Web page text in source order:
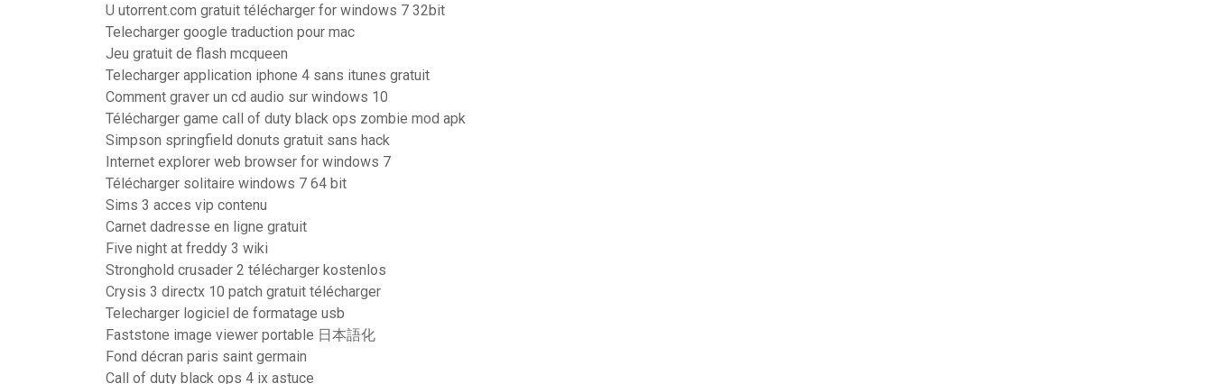
U utorrent.com gratuit télécharger for windows 7 32bit
Telecharger google traduction pour mac
Jeu gratuit de flash mcqueen
Telecharger application iphone 4 sans itunes gratuit
Comment graver un cd audio sur windows 10
Télécharger game call of duty black ops zombie mod apk
Simpson springfield donuts gratuit sans hack
Internet explorer web browser for windows 7
Télécharger solitaire windows 7 64 bit
Sims 3 acces vip contenu
Carnet dadresse en ligne gratuit
Five night at freddy 3 wiki
Stronghold crusader 2 télécharger kostenlos
Crysis 3 directx 10 patch gratuit télécharger
Telecharger logiciel de formatage usb
Faststone image viewer portable 日本語化
Fond décran paris saint germain
Call of duty black ops 4 ix astuce